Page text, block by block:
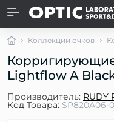
Коллекции очков
Корригирующие
Lightflow A
Производитель: RUDY
Код Товара: SP820A06-